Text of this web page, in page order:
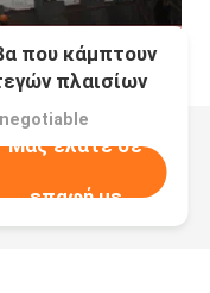
που κάμπτουν
πλαισίων
Μας ελάτε σε
επαφή με